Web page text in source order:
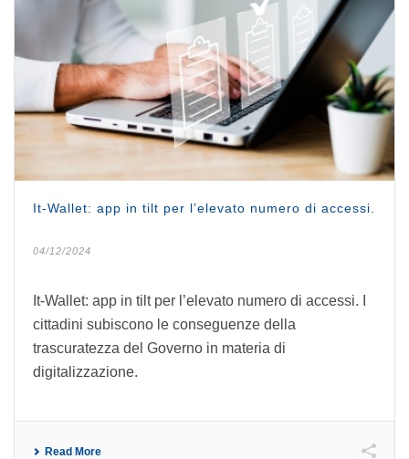
It-Wallet: app in tilt per l’elevato numero di accessi.
04/12/2024
It-Wallet: app in tilt per l’elevato numero di accessi. I
cittadini subiscono le conseguenze della
trascuratezza del Governo in materia di
digitalizzazione.
Read More